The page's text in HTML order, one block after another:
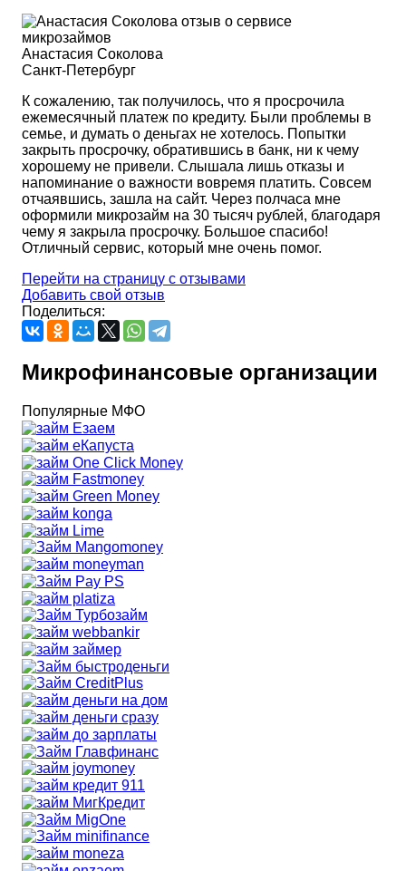
Анастасия Соколова
Санкт-Петербург
К сожалению, так получилось, что я просрочила
ежемесячный платеж по кредиту. Были проблемы в
семье, и думать о деньгах не хотелось. Попытки
закрыть просрочку, обратившись в банк, ни к чему
хорошему не привели. Слышала лишь отказы и
напоминание о важности вовремя платить. Совсем
отчаявшись, зашла на сайт. Через полчаса мне
оформили микрозайм на 30 тысяч рублей, благодаря
чему я закрыла просрочку. Большое спасибо!
Отличный сервис, который мне очень помог.
Перейти на страницу с отзывами
Добавить свой отзыв
Поделиться:
Микрофинансовые организации
Популярные МФО